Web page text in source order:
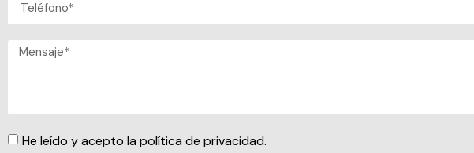
He leído y acepto la política de privacidad.